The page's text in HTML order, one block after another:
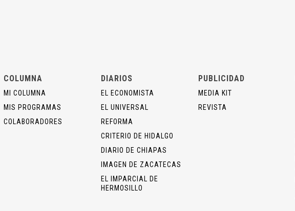
COLUMNA
MI COLUMNA
MIS PROGRAMAS
COLABORADORES
DIARIOS
EL ECONOMISTA
EL UNIVERSAL
REFORMA
CRITERIO DE HIDALGO
DIARIO DE CHIAPAS
IMAGEN DE ZACATECAS
EL IMPARCIAL DE
HERMOSILLO
PUBLICIDAD
MEDIA KIT
REVISTA